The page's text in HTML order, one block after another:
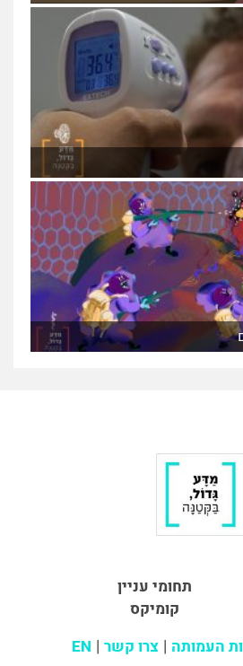
תחומי עניין
קומיקס
העמותה צרו קשר EN